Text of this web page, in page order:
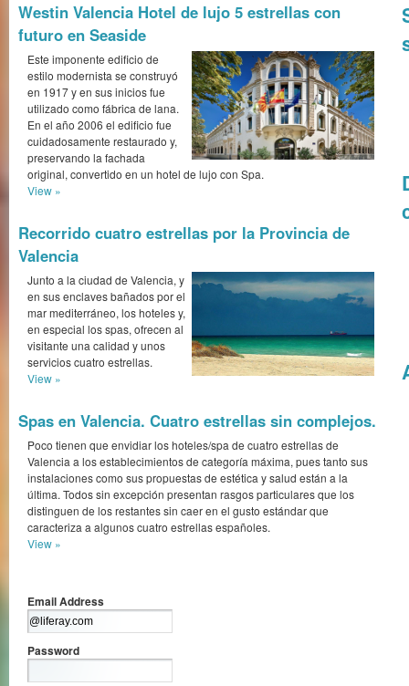
Westin Valencia Hotel de lujo 5 estrellas con
futuro en Seaside
Este imponente edificio de
estilo modernista se construyó
en 1917 y en sus inicios fue
utilizado como fábrica de lana.
En el año 2006 el edificio fue
cuidadosamente res­taurado y,
preservando la fachada
original, convertido en un hotel de lujo con Spa.
View »
Recorrido cuatro estrellas por la Provincia de
Valencia
Junto a la ciudad de Valencia, y
en sus enclaves bañados por el
mar mediterráneo, los hoteles y,
en especial los spas, ofrecen al
visitante una calidad y unos
servicios cuatro estrellas.
View »
Spas en Valencia. Cuatro estrellas sin complejos.
Poco tienen que envidiar los hoteles/spa de cuatro estrellas de
Valencia a los establecimientos de categoría máxima, pues tanto sus
instalaciones como sus propuestas de estética y salud están a la
última. Todos sin excepción presentan rasgos particulares que los
distinguen de los restantes sin caer en el gusto estándar que
caracteriza a algunos cuatro estrellas españoles.
View »
Email Address
Password